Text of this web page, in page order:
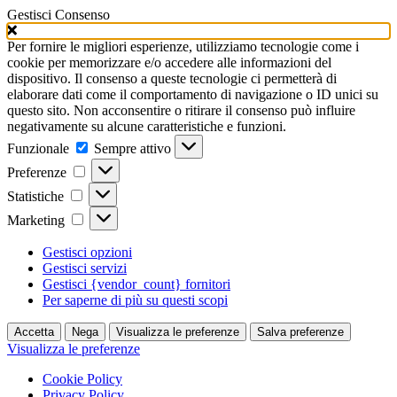
Gestisci Consenso
Per fornire le migliori esperienze, utilizziamo tecnologie come i
cookie per memorizzare e/o accedere alle informazioni del
dispositivo. Il consenso a queste tecnologie ci permetterà di
elaborare dati come il comportamento di navigazione o ID unici su
questo sito. Non acconsentire o ritirare il consenso può influire
negativamente su alcune caratteristiche e funzioni.
Funzionale
Funzionale
Sempre attivo
Preferenze
Preferenze
Statistiche Statistiche
Marketing Marketing
Gestisci opzioni
Gestisci servizi
Gestisci {vendor_count} fornitori
Per saperne di più su questi scopi
Accetta Nega Visualizza le preferenze Salva preferenze
Visualizza le preferenze
Cookie Policy